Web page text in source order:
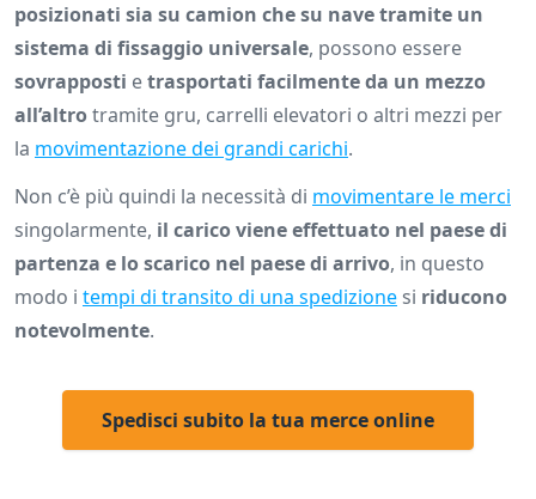
posizionati sia su camion che su nave tramite un
sistema di fissaggio universale, possono essere
sovrapposti etrasportati facilmente da un mezzo
all’altrotramite gru, carrelli elevatori o altri mezzi per
la movimentazione dei grandi carichi.
Non c’è più quindi la necessità di movimentare le merci
singolarmente, il carico viene effettuato nel paese di
partenza e lo scarico nel paese di arrivo, in questo
modo i tempi di transito di una spedizione si riducono
notevolmente.
Spedisci subito la tua merce online